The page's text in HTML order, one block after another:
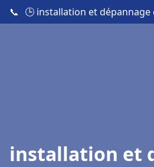
📞 🕒 installation et
installation et